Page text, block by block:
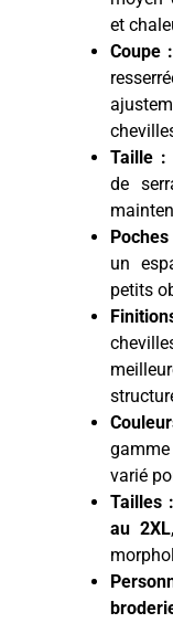
et
Coupe :
Taille :
de
un
petits
varié
Tailles :
au 2XL